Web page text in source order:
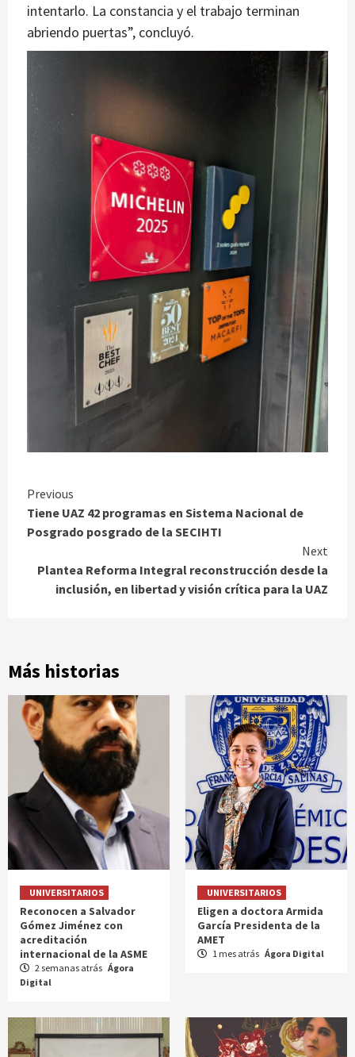
intentarlo. La constancia y el trabajo terminan
abriendo puertas”, concluyó.
Continue
Reading
Previous
Tiene UAZ 42 programas en Sistema Nacional de
Posgrado posgrado de la SECIHTI
Next
Plantea Reforma Integral reconstrucción desde la
inclusión, en libertad y visión crítica para la UAZ
Más historias
UNIVERSITARIOS
Reconocen a Salvador
Gómez Jiménez con
acreditación
internacional de la ASME
2 semanas atrás Ágora
Digital
UNIVERSITARIOS
Eligen a doctora Armida
García Presidenta de la
AMET
1 mes atrás Ágora Digital